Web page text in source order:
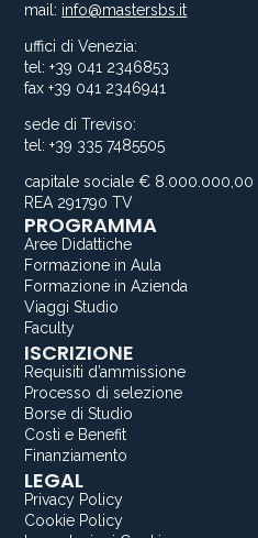
mail: info@mastersbs.it
uffici di Venezia:
tel: +39 041 2346853
fax +39 041 2346941
sede di Treviso:
tel: +39 335 7485505
capitale sociale € 8.000.000,00
REA 291790 TV
PROGRAMMA
Aree Didattiche
Formazione in Aula
Formazione in Azienda
Viaggi Studio
Faculty
ISCRIZIONE
Requisiti d’ammissione
Processo di selezione
Borse di Studio
Costi e Benefit
Finanziamento
LEGAL
Privacy Policy
Cookie Policy